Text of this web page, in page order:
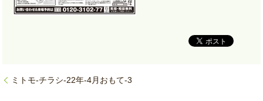
ミトモ-チラシ-22年-4月おもて-3